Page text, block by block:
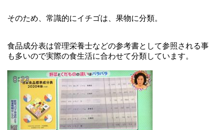
そのため、常識的にイチゴは、果物に分類。
食品成分表は管理栄養士などの参考書として参照される事
も多いので実際の食生活に合わせて分類しています。